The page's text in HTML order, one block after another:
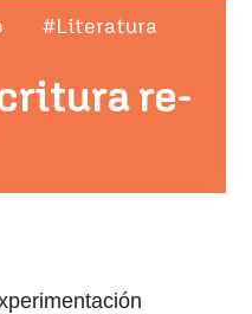
#Literatura
re-